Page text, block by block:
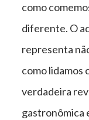
como
diferente. O
representa
como lidamos
verdadeira
gastronômica